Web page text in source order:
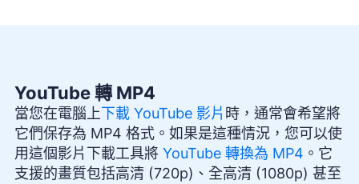
YouTube 轉 MP4
當您在電腦上下載 YouTube 影片 時，通常會希望將
它們保存為 MP4 格式。如果是這種情況，您可以使
用這個影片下載工具將 YouTube 轉換為 MP4 。它
支援的畫質包括高清 (720p)、全高清 (1080p) 甚至